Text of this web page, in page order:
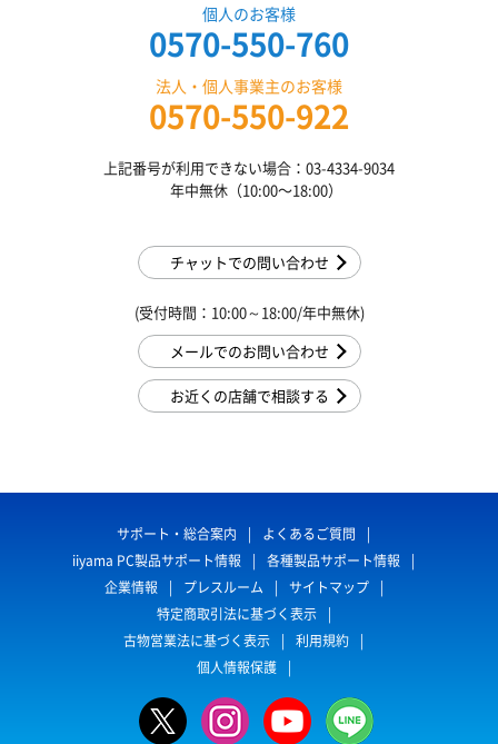
個人のお客様
0570-550-760
法人・個人事業主のお客様
0570-550-922
上記番号が利用できない場合：03-4334-9034
年中無休（10:00〜18:00）
チャットでの問い合わせ
(受付時間：10:00～18:00/年中無休)
メールでのお問い合わせ
お近くの店舗で相談する
サポート・総合案内
よくあるご質問
iiyama PC製品サポート情報
各種製品サポート情報
企業情報
プレスルーム
サイトマップ
特定商取引法に基づく表示
古物営業法に基づく表示
利用規約
個人情報保護